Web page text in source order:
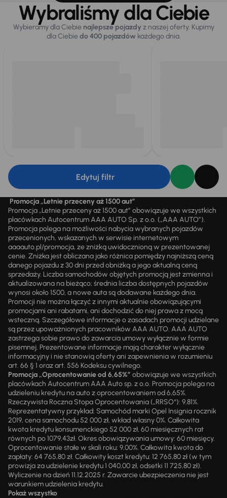
Wybraliśmy dla Ciebie
Wybieramy dla Ciebie najlepsze pojazdy z naszej oferty. Kupimy
dla Ciebiedo 400 pojazdówkażdego dnia.
Edytuj filtr
Promocja „Letnie przeceny aż 1500 aut”
Promocja „Letnie przeceny aż 1500 aut” obowiązuje we wszystkich
placówkach Autocentrum AAA AUTO Sp. z o.o. („AAA AUTO”).
Promocja polega na możliwości nabycia wybranych pojazdów
przecenionych, wskazanych w serwisie internetowym
aaaauto.pl/promocja, ze zniżką uwidocznioną w prezentowanej
cenie. Zniżka jest obliczana jako różnica pomiędzy najniższą ceną
danego pojazdu z 30 dni przed obniżką a jego aktualną ceną
sprzedaży. Liczba samochodów objętych promocją jest zmienna i
aktualizowana na bieżąco; średnia liczba dostępnych pojazdów
wynosi około 1500, a nowe auta są dodawane każdego dnia.
Promocji nie można łączyć z innymi aktualnie obowiązującymi
promocjami ani rabatami, ani dochodzić do niej prawa z mocą
wsteczną. Szczegółowe informacje o zasadach promocji udzielane
są przez upoważnionych pracowników AAA AUTO. AAA AUTO
zastrzega sobie prawo do zawarcia umowy wyłącznie w formie
pisemnej. Prezentowane informacje mają charakter wyłącznie
informacyjny i nie stanowią oferty ani zapewnienia w rozumieniu
art. 66 § 1 oraz art. 556 Kodeksu cywilnego.
Promocja „Oprocentowanie od 6,65%” obowiązuje we wszystkich
placówkach Autocentrum AAA Auto sp. z o.o. Promocja polega na
udzieleniu kredytu na auto z oprocentowaniem od 6,65%.
Rzeczywista Roczna Stopa Oprocentowania („RRSO“): 9,81%.
Reprezentatywny przykład: Samochód marki Opel Insignia rocznik
2019, cena samochodu 52 000 zł, wkład własny 0%. Całkowita
kwota kredytu konsumenckiego 52 000 zł, 60 miesięcznych rat
równych po 1079,43zł. Okres obowiązywania umowy: 60 miesięcy.
Oprocentowanie stałe w skali roku: 9,00%. Całkowita kwota do
zapłaty: 64 765,80 zł. Całkowity koszt kredytu: 12 765,80 zł (w tym
prowizja za udzielenie kredytu 1 040,00 zł, odsetki 11 725,80 zł).
Wyliczenie na dzień 11.12.2025 r. Zawarcie ubezpieczenia nie jest
warunkiem udzielenia kredytu.
Pokaż wszystko